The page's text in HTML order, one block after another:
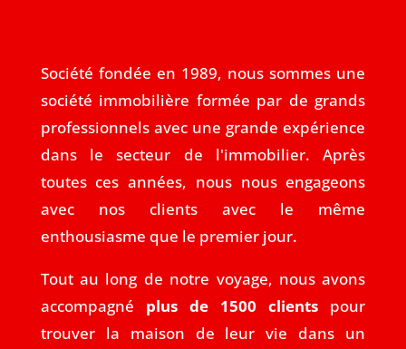
Société fondée en 1989, nous sommes une
société immobilière formée par de grands
professionnels avec une grande expérience
dans le secteur de l'immobilier. Après
toutes ces années, nous nous engageons
avec nos clients avec le même
enthousiasme que le premier jour.
Tout au long de notre voyage, nous avons
accompagné plus de 1500 clients pour
trouver la maison de leur vie dans un